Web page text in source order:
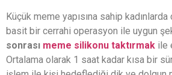
Küçük meme yapısına sahip
basit bir cerrahi operasyon ile uygun
sonrası meme silikonu taktırmak ile
Ortalama olarak 1 saat kadar kısa bir